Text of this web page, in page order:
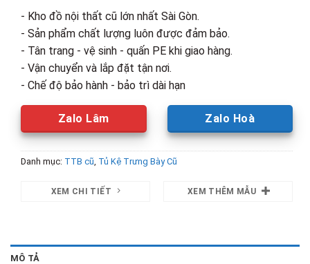
- Kho đồ nội thất cũ lớn nhất Sài Gòn.
- Sản phẩm chất lượng luôn được đảm bảo.
- Tân trang - vệ sinh - quấn PE khi giao hàng.
- Vận chuyển và lắp đặt tận nơi.
- Chế độ bảo hành - bảo trì dài hạn
Zalo Lâm Zalo Hoà
Danh mục: TTB cũ, Tủ Kệ Trưng Bày Cũ
XEM CHI TIẾT XEM THÊM MẪU
MÔ TẢ